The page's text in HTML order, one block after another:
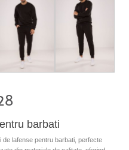
barbati
lafense pentru barbati, perfecte